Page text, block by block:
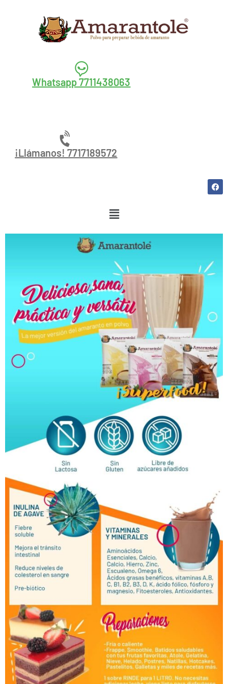
Whatsapp 7711438063
¡Llámanos! 7717189572